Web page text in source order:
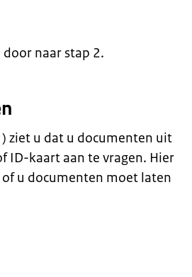
door naar stap 2.
ziet u dat u documenten uit
ID-kaart aan te vragen. Hier
u documenten moet laten